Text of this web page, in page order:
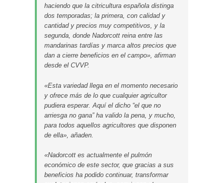
haciendo que la citricultura española distinga
dos temporadas; la primera, con calidad y
cantidad y precios muy competitivos, y la
segunda, donde Nadorcott reina entre las
mandarinas tardías y marca altos precios que
dan a cierre beneficios en el campo», afirman
desde el CVVP.
«Esta variedad llega en el momento necesario
y ofrece más de lo que cualquier agricultor
pudiera esperar. Aquí el dicho “el que no
arriesga no gana” ha valido la pena, y mucho,
para todos aquellos agricultores que disponen
de ella», añaden.
«Nadorcott es actualmente el pulmón
económico de este sector, que gracias a sus
beneficios ha podido continuar, transformar